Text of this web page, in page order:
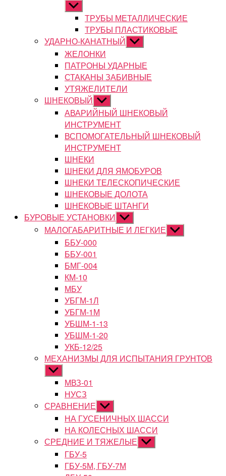
Показывать
подменюТРУБЫ МЕТАЛЛИЧЕСКИЕ
ТРУБЫ ПЛАСТИКОВЫЕ
УДАРНО-КАНАТНЫЙ Показывать
подменю
ЖЕЛОНКИ
ПАТРОНЫ УДАРНЫЕ
СТАКАНЫ ЗАБИВНЫЕ
УТЯЖЕЛИТЕЛИ
ШНЕКОВЫЙ Показывать
подменю
АВАРИЙНЫЙ ШНЕКОВЫЙ
ИНСТРУМЕНТ
ВСПОМОГАТЕЛЬНЫЙ ШНЕКОВЫЙ
ИНСТРУМЕНТ
ШНЕКИ
ШНЕКИ ДЛЯ ЯМОБУРОВ
ШНЕКИ ТЕЛЕСКОПИЧЕСКИЕ
ШНЕКОВЫЕ ДОЛОТА
ШНЕКОВЫЕ ШТАНГИ
БУРОВЫЕ УСТАНОВКИ Показывать
подменю
МАЛОГАБАРИТНЫЕ И ЛЕГКИЕ Показывать
подменю
ББУ-000
ББУ-001
БМГ-004
КМ-10
МБУ
УБГМ-1Л
УБГМ-1М
УБШМ-1-13
УБШМ-1-20
УКБ-12/25
МЕХАНИЗМЫ ДЛЯ ИСПЫТАНИЯ ГРУНТОВ
Показывать
подменюМВЗ-01
НУСЗ
СРАВНЕНИЕ Показывать
подменю
НА ГУСЕНИЧНЫХ ШАССИ
НА КОЛЕСНЫХ ШАССИ
СРЕДНИЕ И ТЯЖЕЛЫЕ Показывать
подменю
ГБУ-5
ГБУ-5М, ГБУ-7М